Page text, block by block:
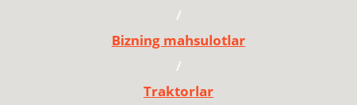
/
Bizning mahsulotlar
/
Traktorlar